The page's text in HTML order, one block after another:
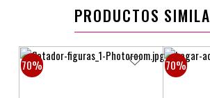
PRODUCTOS
70% 70%